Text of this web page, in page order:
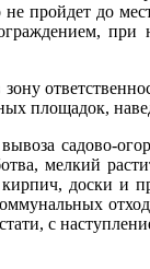
не пройдет до
площадок,
садово-
мелкий
доски и
с